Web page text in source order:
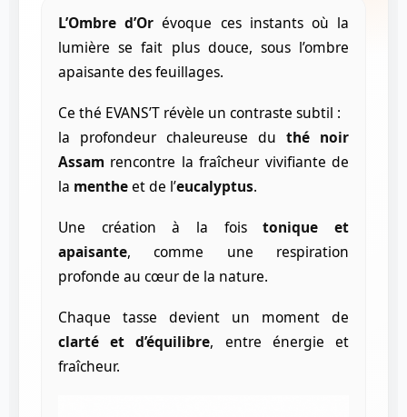
L’Ombre d’Or évoque ces instants où la
lumière se fait plus douce, sous l’ombre
apaisante des feuillages.
Ce thé EVANS’T révèle un contraste subtil :
la profondeur chaleureuse du thé noir
Assam rencontre la fraîcheur vivifiante de
la mentheet de l’eucalyptus.
Une création à la foistonique et
apaisante, comme une respiration
profonde au cœur de la nature.
Chaque tasse devient un moment de
clarté et d’équilibre, entre énergie et
fraîcheur.